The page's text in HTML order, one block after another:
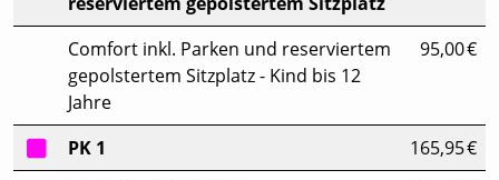
Comfort inkl. Parken und reserviertem
gepolstertem Sitzplatz - Kind bis 12
Jahre
95,00 €
PK 1
165,95 €